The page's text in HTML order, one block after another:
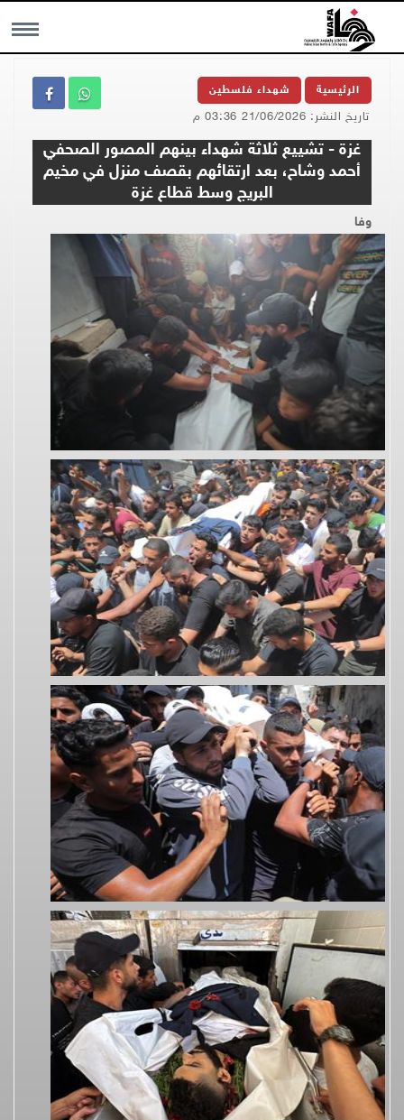
MENU الرئيسية شهداء فلسطين
تاريخ النشر: 21/06/2026 03:36 م
غزة - تشييع ثلاثة شهداء بينهم المصور الصحفي
أحمد وشاح، بعد ارتقائهم بقصف منزل في مخيم
البريج وسط قطاع غزة
وفا